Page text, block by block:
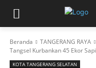
Beranda TANGERANG RAYA
Tangsel Kurbankan 45 Ekor Sapi
KOTA TANGERANG SELATAN